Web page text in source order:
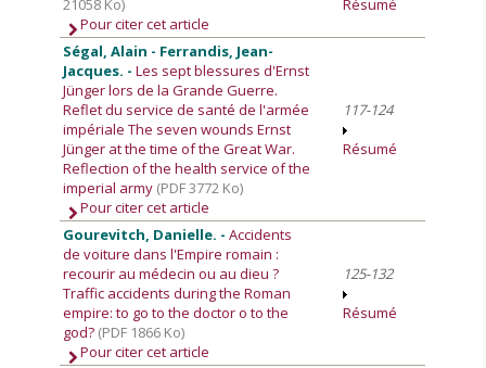
21058 Ko)
Pour citer cet article
Résumé
Ségal, Alain - Ferrandis, Jean-
Jacques. -Les sept blessures d'Ernst
Jünger lors de la Grande Guerre.
Reflet du service de santé de l'armée
impériale The seven wounds Ernst
Jünger at the time of the Great War.
Reflection of the health service of the
imperial army (PDF 3772 Ko)
Pour citer cet article
117-124
Résumé
Gourevitch, Danielle. -Accidents
de voiture dans l'Empire romain :
recourir au médecin ou au dieu ?
Traffic accidents during the Roman
empire: to go to the doctor o to the
god? (PDF 1866 Ko)
Pour citer cet article
125-132
Résumé